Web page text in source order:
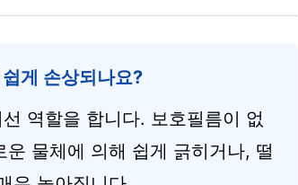
게 손상되나요?
역할을 합니다. 보호필름이 없
물체에 의해 쉽게 긁히거나, 떨